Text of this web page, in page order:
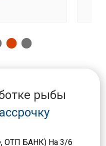
рыбы
БАНК) На 3/6